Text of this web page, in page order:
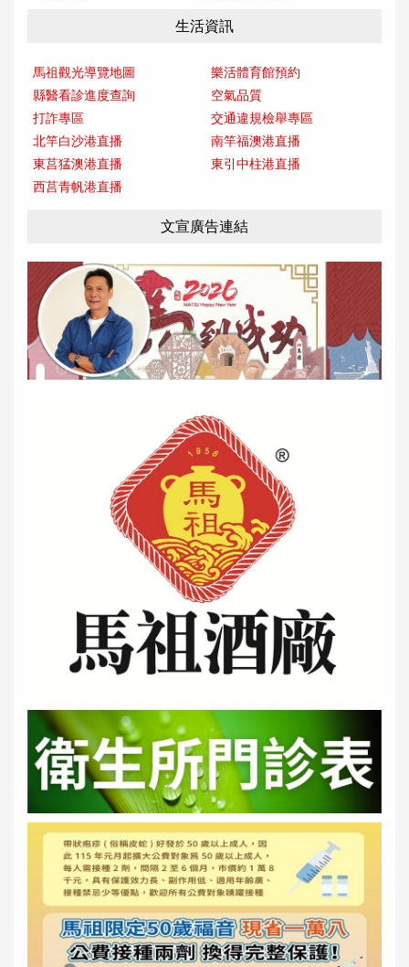
生活資訊
馬祖觀光導覽地圖
樂活體育館預約
縣醫看診進度查詢
空氣品質
打詐專區
交通違規檢舉專區
北竿白沙港直播
南竿福澳港直播
東莒猛澳港直播
東引中柱港直播
西莒青帆港直播
文宣廣告連結